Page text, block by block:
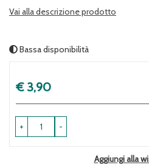
Vai alla descrizione prodotto
Bassa disponibilità
Prezzo
€ 3,90
-
+
Aggiungi alla